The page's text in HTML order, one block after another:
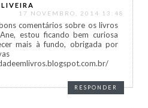
17 NOVEMBRO, 2014 13:48
comentários sobre os livros
estou ficando bem curiosa
mais à fundo, obrigada por
RESPONDER